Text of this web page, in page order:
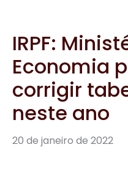
IRPF:
Economia
corrigir
neste ano
20 de janeiro de 2022